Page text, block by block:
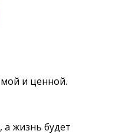
и ценной.
а жизнь будет